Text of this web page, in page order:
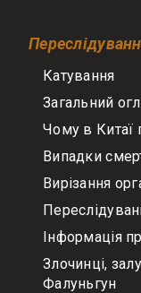
Катування
Загальний
Чому в Китаї
Випадки
Вирізання
Інформація
Злочинці,
Фалуньгун